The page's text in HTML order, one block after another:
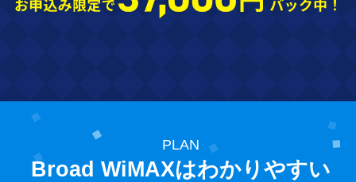
PLAN
Broad WiMAXはわかりやすい